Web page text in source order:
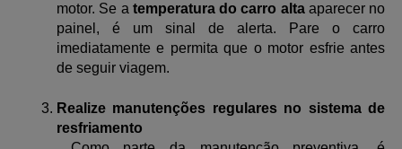
motor. Se a temperatura do carro alta aparecer no
painel, é um sinal de alerta. Pare o carro
imediatamente e permita que o motor esfrie antes
de seguir viagem.
Realize manutenções regulares no sistema de
resfriamento